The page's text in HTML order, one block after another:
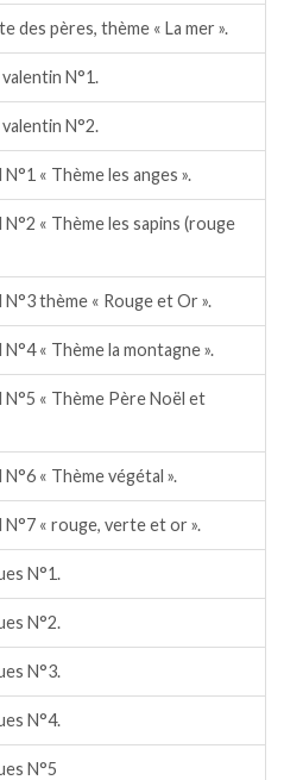
des pères, thème « La mer ».
N°1.
N°2.
« Thème les anges ».
« Thème les sapins (rouge
thème « Rouge et Or ».
« Thème la montagne ».
« Thème Père Noël et
« Thème végétal ».
« rouge, verte et or ».
N°1.
N°2.
N°3.
N°4.
N°5